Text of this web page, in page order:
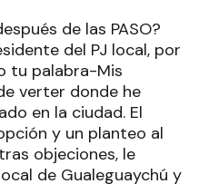
de las PASO?
del PJ local, por
tu palabra-Mis
verter donde he
en la ciudad. El
y un planteo al
objeciones, le
de Gualeguaychú y